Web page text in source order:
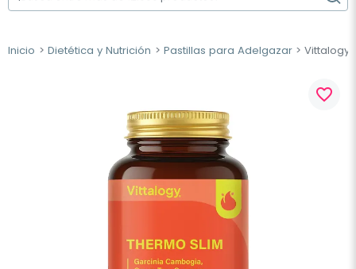
Inicio Dietética y Nutrición Pastillas para Adelgazar Vittalogy
favorite_border